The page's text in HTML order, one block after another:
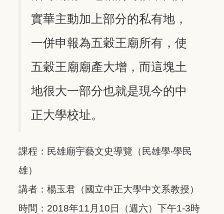
實華主動加上部分的私有地，
一併申報為五穀王廟所有，使
五穀王廟廟產大增，而這塊土
地很大一部分也就是現今的中
正大學校址。
課程：民雄廟宇藝文史導覽（民雄學‧學民
雄）
講者：楊玉君（國立中正大學中文系教授）
時間：2018年11月10日（週六）下午1-3時